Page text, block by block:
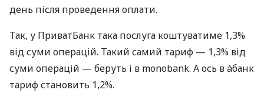
день після проведення оплати.
Так, у ПриватБанк така послуга коштуватиме 1,3%
від суми операцій. Такий самий тариф — 1,3% від
суми операцій — беруть і в monobank. А ось в àбанк
тариф становить 1,2%.